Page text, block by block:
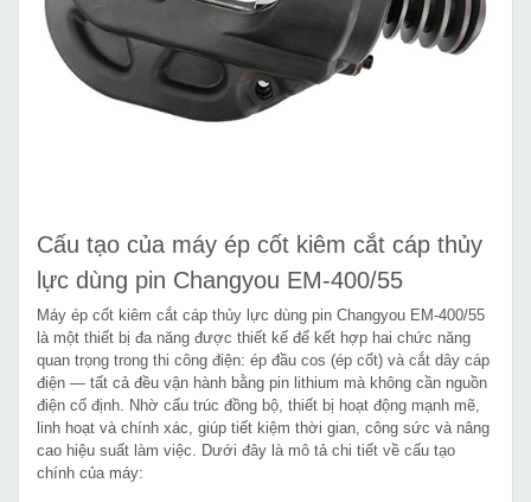
Cấu tạo của máy ép cốt kiêm cắt cáp thủy
lực dùng pin Changyou EM-400/55
Máy ép cốt kiêm cắt cáp thủy lực dùng pin Changyou EM-400/55
là một thiết bị đa năng được thiết kế để kết hợp hai chức năng
quan trọng trong thi công điện: ép đầu cos (ép cốt) và cắt dây cáp
điện — tất cả đều vận hành bằng pin lithium mà không cần nguồn
điện cố định. Nhờ cấu trúc đồng bộ, thiết bị hoạt động mạnh mẽ,
linh hoạt và chính xác, giúp tiết kiệm thời gian, công sức và nâng
cao hiệu suất làm việc. Dưới đây là mô tả chi tiết về cấu tạo
chính của máy: